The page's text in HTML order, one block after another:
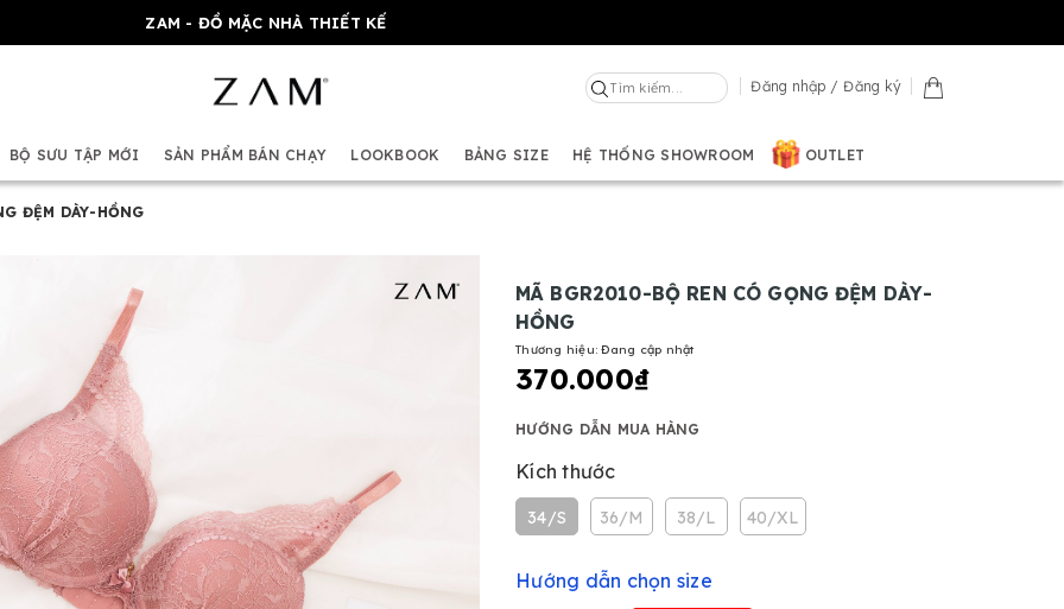
ZAM - ĐỒ MẶC NHÀ THIẾT KẾ
Đăng nhập / Đăng ký
BỘ SƯU TẬP MỚI SẢN PHẨM BÁN CHẠY LOOKBOOK BẢNG SIZE HỆ THỐNG SHOWROOM OUTLET
ĐỆM DÀY-HỒNG
MÃ BGR2010-BỘ REN CÓ GỌNG ĐỆM DÀY-
HỒNG
Thương hiệu: Đang cập nhật
370.000₫
HƯỚNG DẪN MUA HÀNG
Kích thước
34/S 36/M 38/L 40/XL
Hướng dẫn chọn size